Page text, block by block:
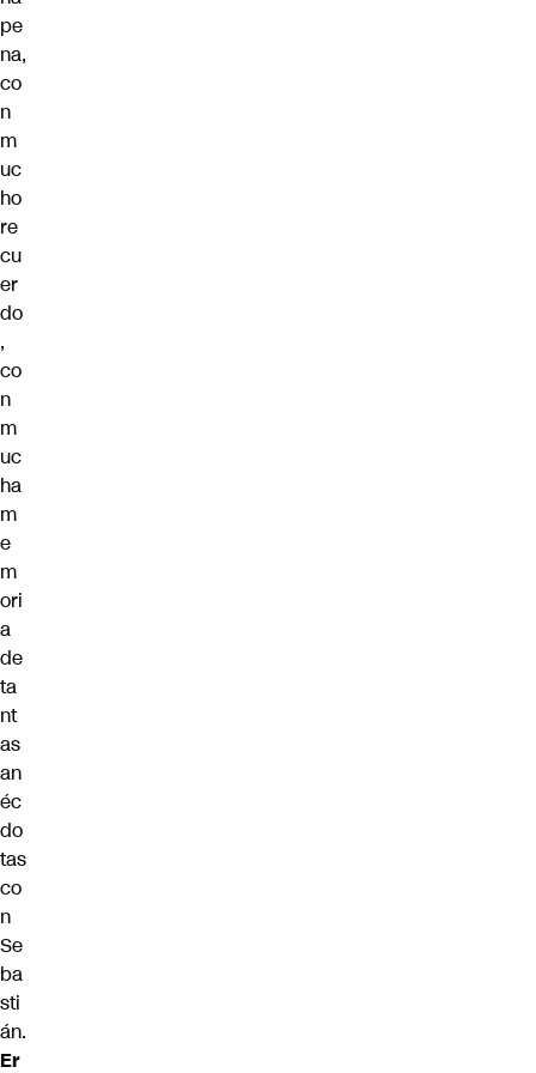
pe
na,
co
n
m
uc
ho
re
cu
er
do
,
co
n
m
uc
ha
m
e
m
ori
a
de
ta
nt
as
an
éc
do
tas
co
n
Se
ba
sti
án.
Er